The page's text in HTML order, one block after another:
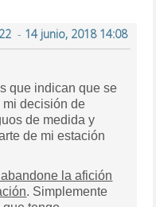
- 14 junio, 2018 14:08
que indican que se
mi decisión de
de medida y
de mi estación
la afición
. Simplemente